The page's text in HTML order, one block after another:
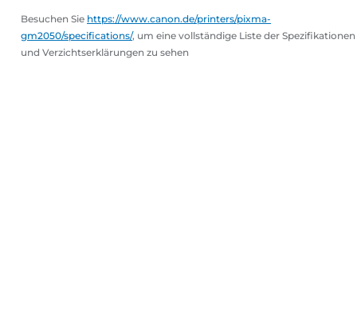
Besuchen Sie https://www.canon.de/printers/pixma-
gm2050/specifications/, um eine vollständige Liste der Spezifikationen
und Verzichtserklärungen zu sehen